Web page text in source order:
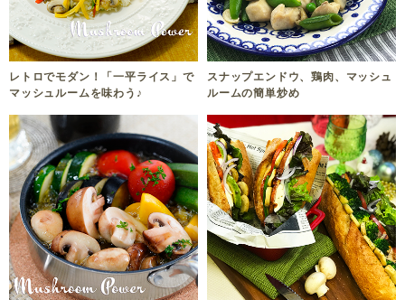
レトロでモダン！「一平ライス」で
マッシュルームを味わう♪
スナップエンドウ、鶏肉、マッシュ
ルームの簡単炒め